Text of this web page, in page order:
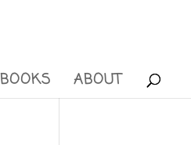
BOOKS ABOUT